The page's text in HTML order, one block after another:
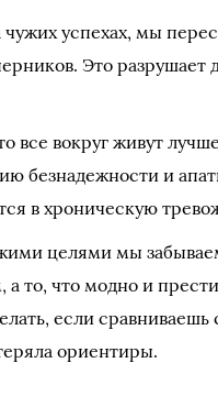
успехах, мы
Это разрушает
все вокруг живут
безнадежности и
в хроническую
целями мы
а то, что модно и
если сравниваешь
ориентиры.